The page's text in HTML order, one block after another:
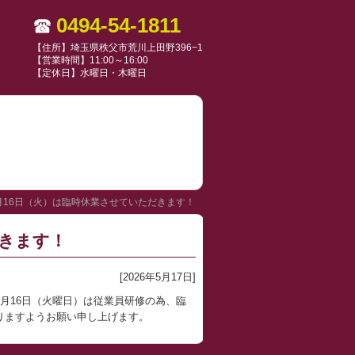
0494-54-1811
【住所】埼玉県秩父市荒川上田野396−1
【営業時間】11:00～16:00
【定休日】水曜日・木曜日
日（火）は臨時休業させていただきます！
ます！
[2026年5月17日]
16日（火曜日）は従業員研修の為、臨
すようお願い申し上げます。